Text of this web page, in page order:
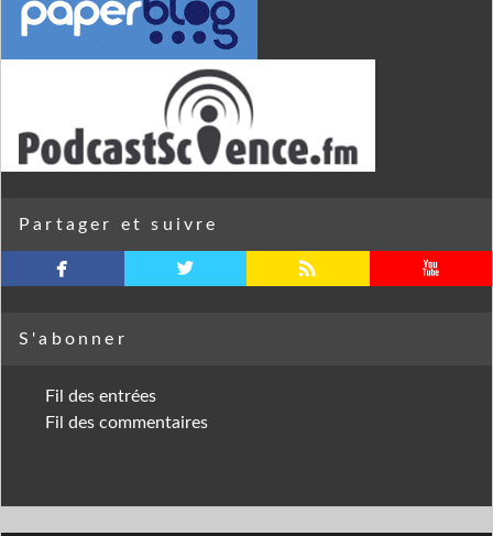
Partager et suivre
facebook twitterbird rss youtube
S'abonner
Fil des entrées
Fil des commentaires